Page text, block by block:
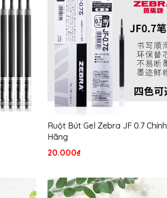
Ruột Bút Gel Zebra JF 0.7 Chính
Hãng
20.000₫